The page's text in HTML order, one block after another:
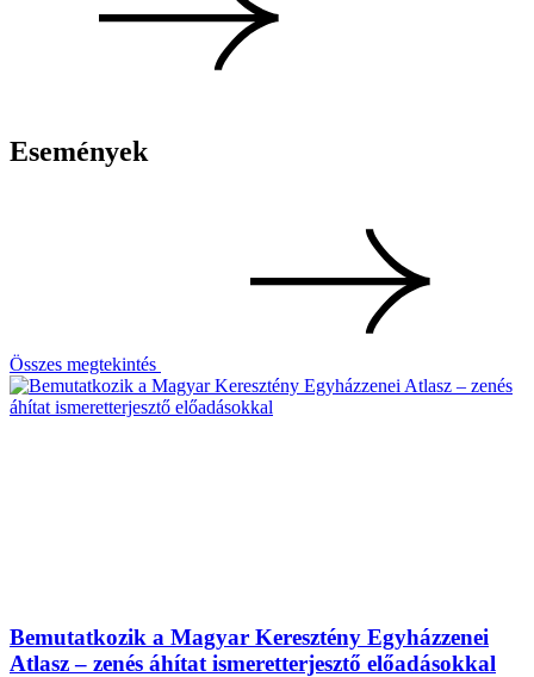
Események
Összes megtekintés
Bemutatkozik a Magyar Keresztény Egyházzenei
Atlasz – zenés áhítat ismeretterjesztő előadásokkal